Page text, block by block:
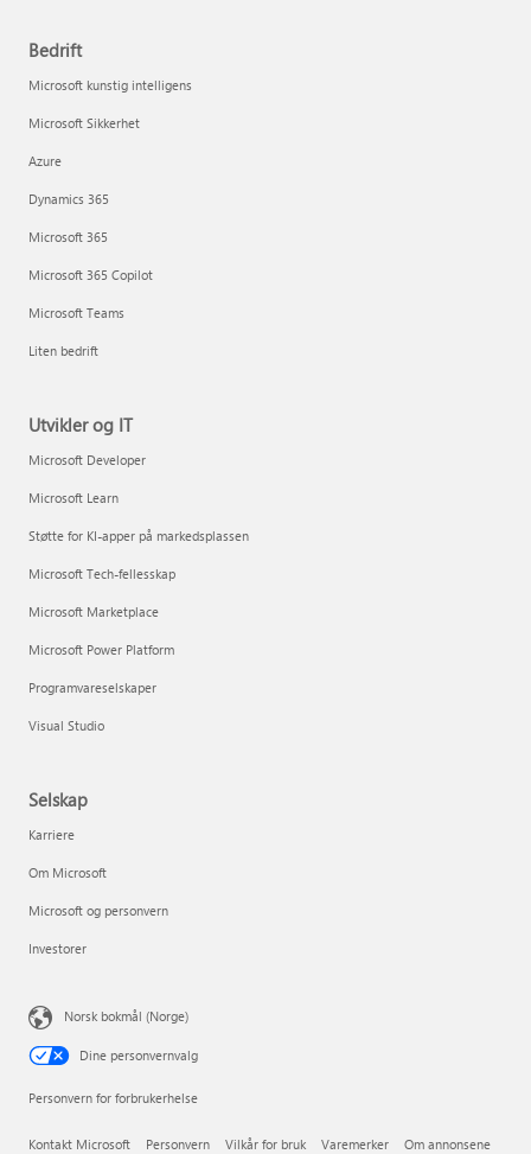
Bedrift
Microsoft kunstig intelligens
Microsoft Sikkerhet
Azure
Dynamics 365
Microsoft 365
Microsoft 365 Copilot
Microsoft Teams
Liten bedrift
Utvikler og IT
Microsoft Developer
Microsoft Learn
Støtte for KI-apper på markedsplassen
Microsoft Tech-fellesskap
Microsoft Marketplace
Microsoft Power Platform
Programvareselskaper
Visual Studio
Selskap
Karriere
Om Microsoft
Microsoft og personvern
Investorer
Norsk bokmål (Norge)
Dine personvernvalg
Personvern for forbrukerhelse
Kontakt Microsoft Personvern Vilkår for bruk Varemerker Om annonsene